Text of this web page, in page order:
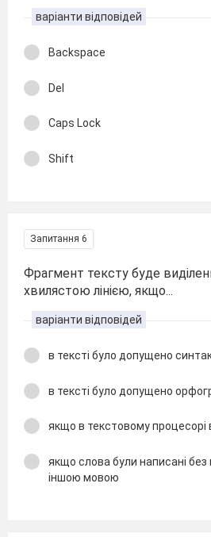
варіанти відповідей
Backspace
Del
Caps Lock
Shift
Запитання 6
Фрагмент тексту буде
хвилястою лінією, якщо...
варіанти відповідей
в тексті було допущено
в тексті було допущено
якщо в текстовому процесорі
якщо слова були написані
іншою мовою